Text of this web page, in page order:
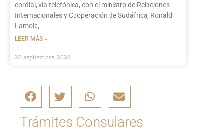
cordial, vía telefónica, con el ministro de Relaciones
Internacionales y Cooperación de Sudáfrica, Ronald
Lamola,
LEER MÁS »
22 septiembre, 2025
Trámites Consulares